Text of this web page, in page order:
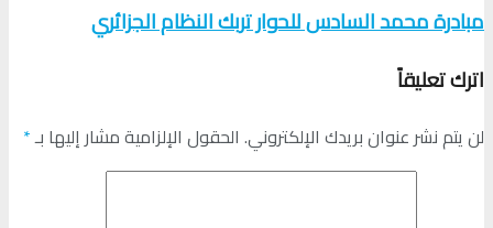
مبادرة محمد السادس للحوار تربك النظام الجزائري
اترك تعليقاً
لن يتم نشر عنوان بريدك الإلكتروني. الحقول الإلزامية مشار إليها بـ*